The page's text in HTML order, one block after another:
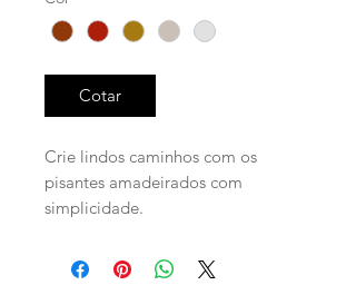
Cotar
Crie lindos caminhos com os
pisantes amadeirados com
simplicidade.